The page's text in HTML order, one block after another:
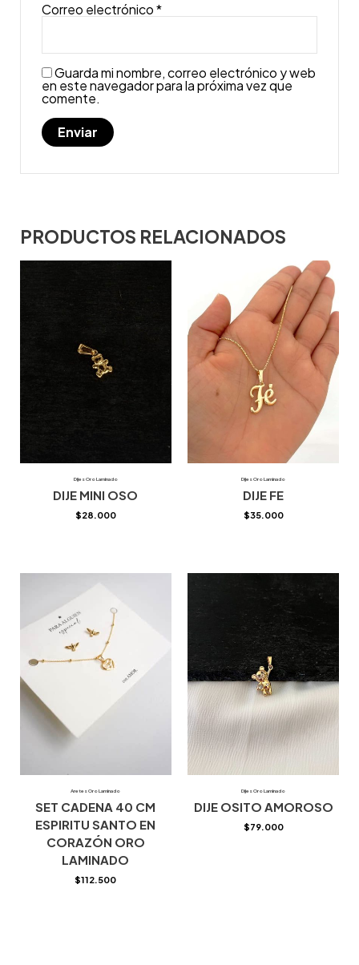
Correo electrónico*
Guarda mi nombre, correo electrónico y web
en este navegador para la próxima vez que
comente.
PRODUCTOS RELACIONADOS
Dijes Oro Laminado
DIJE MINI OSO
$28.000
Dijes Oro Laminado
DIJE FE
$35.000
Aretes Oro Laminado
SET CADENA 40 CM
ESPIRITU SANTO EN
CORAZÓN ORO
LAMINADO
$112.500
Dijes Oro Laminado
DIJE OSITO AMOROSO
$79.000